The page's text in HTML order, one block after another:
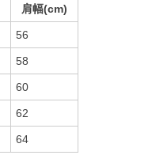
肩幅(cm)
56
58
60
62
64